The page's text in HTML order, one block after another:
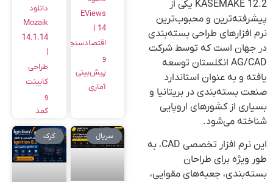
KASEMAKE 12.2 یکی از
پیشرفته‌ترین و محبوب‌ترین
نرم افزارهای طراحی بسته‌بندی
در جهان است که توسط شرکت
AG/CAD انگلستان توسعه
یافته و به عنوان استاندارد
صنعت بسته‌بندی در بریتانیا و
بسیاری از کشورهای اروپایی
شناخته می‌شود.
این نرم افزار تخصصی CAD، به
طور ویژه برای طراحان
بسته‌بندی، جعبه‌های مقوایی،
EViews
اقتصادسنجی
و
پیش‌بینی
آماری
دانلود
Mozaik
14.1.14
طراحی
کابینت
و
کمد
سریال کرک